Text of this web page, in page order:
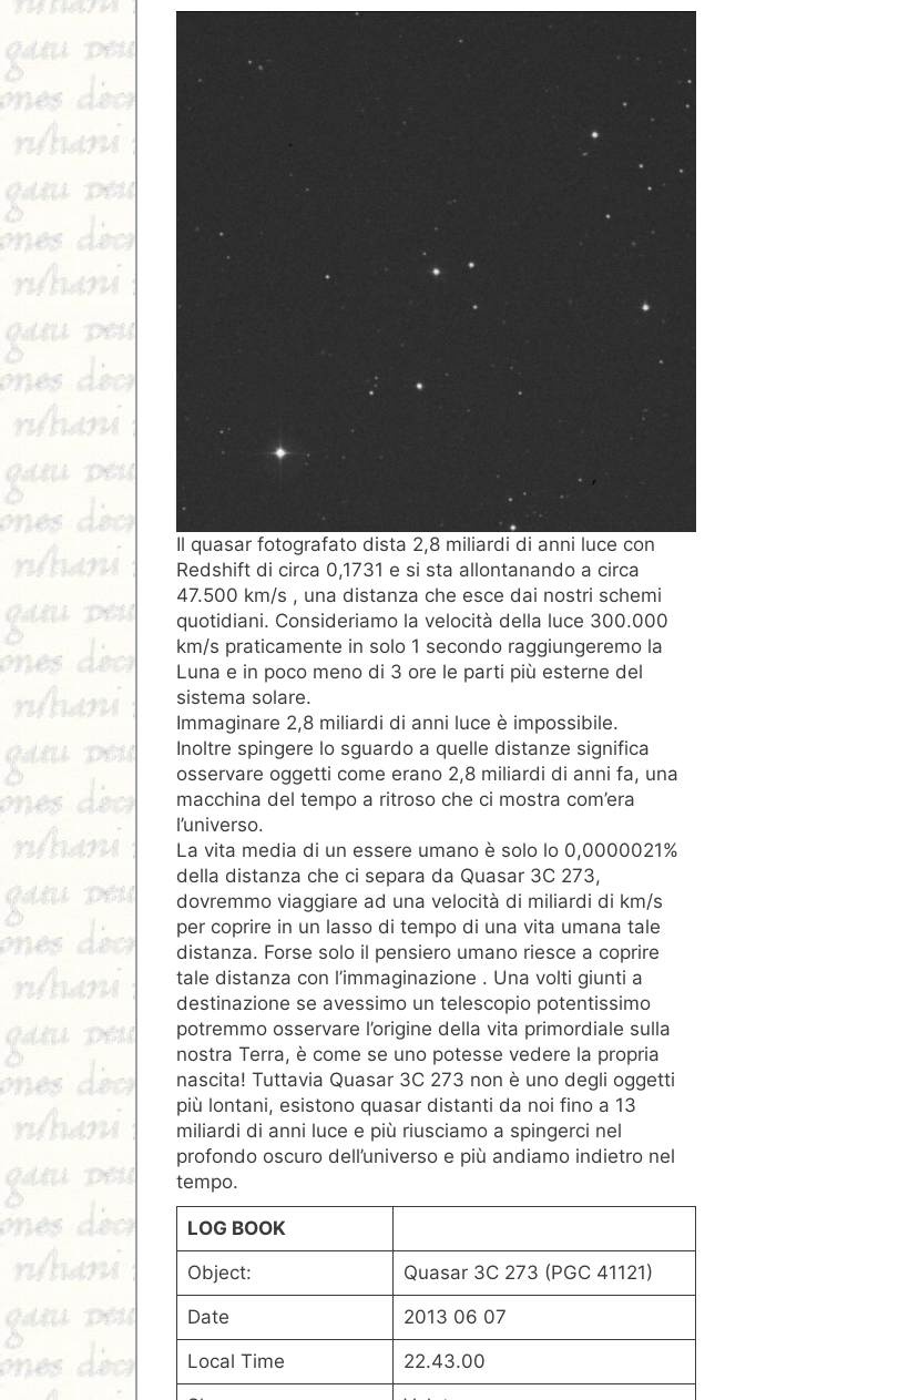
Il quasar fotografato dista 2,8 miliardi di anni luce con
Redshift di circa 0,1731 e si sta allontanando a circa
47.500 km/s , una distanza che esce dai nostri schemi
quotidiani. Consideriamo la velocità della luce 300.000
km/s praticamente in solo 1 secondo raggiungeremo la
Luna e in poco meno di 3 ore le parti più esterne del
sistema solare.
Immaginare 2,8 miliardi di anni luce è impossibile.
Inoltre spingere lo sguardo a quelle distanze significa
osservare oggetti come erano 2,8 miliardi di anni fa, una
macchina del tempo a ritroso che ci mostra com’era
l’universo.
La vita media di un essere umano è solo lo 0,0000021%
della distanza che ci separa da Quasar 3C 273,
dovremmo viaggiare ad una velocità di miliardi di km/s
per coprire in un lasso di tempo di una vita umana tale
distanza. Forse solo il pensiero umano riesce a coprire
tale distanza con l’immaginazione . Una volti giunti a
destinazione se avessimo un telescopio potentissimo
potremmo osservare l’origine della vita primordiale sulla
nostra Terra, è come se uno potesse vedere la propria
nascita! Tuttavia Quasar 3C 273 non è uno degli oggetti
più lontani, esistono quasar distanti da noi fino a 13
miliardi di anni luce e più riusciamo a spingerci nel
profondo oscuro dell’universo e più andiamo indietro nel
tempo.
LOG BOOK
Object:
Quasar 3C 273 (PGC 41121)
Date
2013 06 07
Local Time
22.43.00